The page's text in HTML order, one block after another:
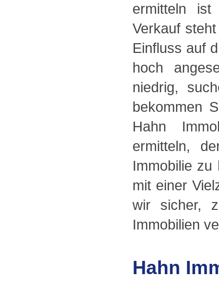
ermitteln ist
Verkauf
Einfluss auf
hoch
niedrig,
bekommen
Hahn
ermitteln,
Immobilie
mit einer
wir sicher,
Immobilien
Hahn